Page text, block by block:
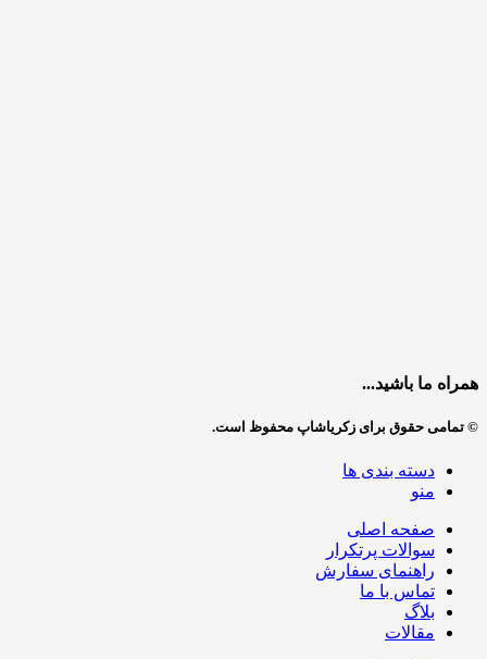
همراه ما باشید...
© تمامی حقوق برای زکریاشاپ محفوظ است.
دسته بندی ها
منو
صفحه اصلی
سوالات پرتکرار
راهنمای سفارش
تماس با ما
بلاگ
مقالات